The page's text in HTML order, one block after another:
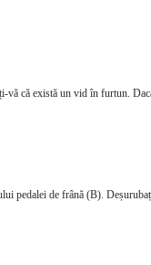
vă că există un vid în furtun.
pedalei de frână (B).